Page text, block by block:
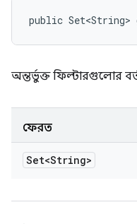
public
অন্তর্ভুক্ত ফিল্টারগুলোর
ফেরত
Set<String>